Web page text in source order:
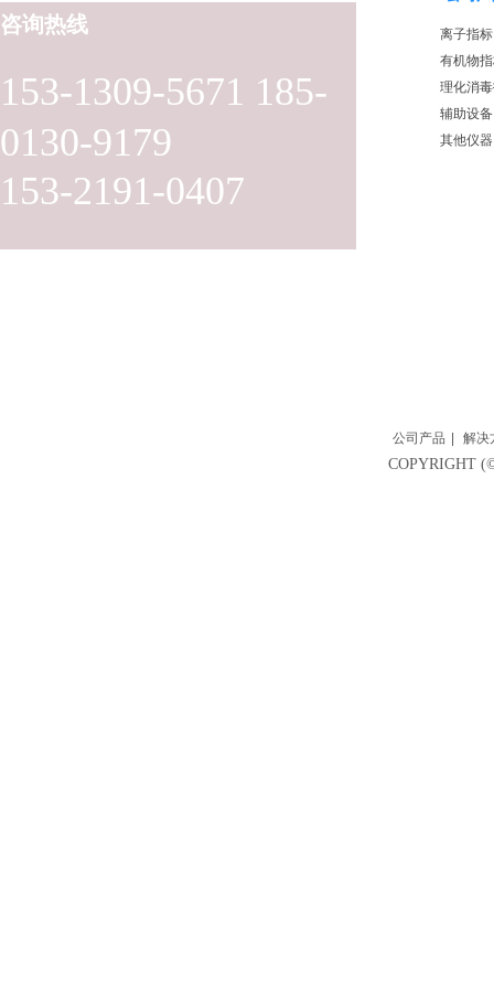
153-1309-5671 185-
0130-9179
153-2191-0407
咨询热线
离子指标
有机物
理化消
辅助设备
其他仪器
公司产品 解决
COPYRIGHT